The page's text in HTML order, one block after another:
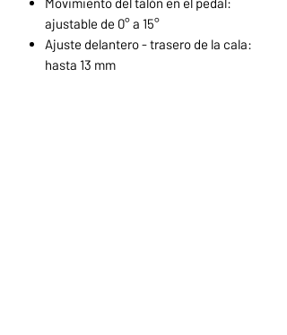
ajustable de 0° a 15°
Ajuste delantero - trasero de la cala:
hasta 13 mm